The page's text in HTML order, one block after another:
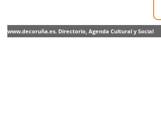
www.decoruña.es. Directorio, Agenda Cultural y Social